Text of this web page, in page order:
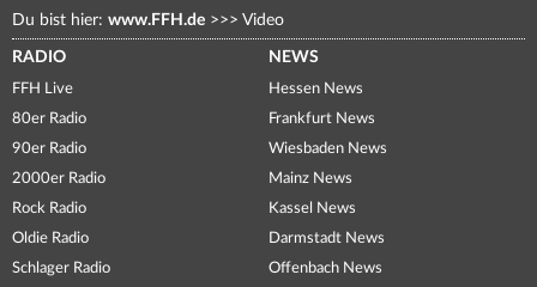
Du bist hier: www.FFH.de >>> Video
RADIO
FFH Live
80er Radio
90er Radio
2000er Radio
Rock Radio
Oldie Radio
Schlager Radio
NEWS
Hessen News
Frankfurt News
Wiesbaden News
Mainz News
Kassel News
Darmstadt News
Offenbach News